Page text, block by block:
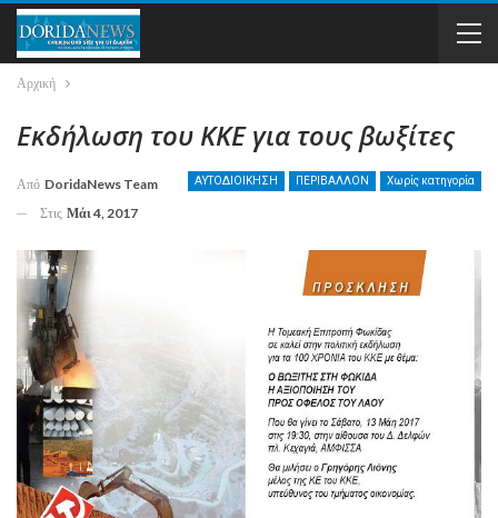
Αρχική
Εκδήλωση του ΚΚΕ για τους βωξίτες
ΑΥΤΟΔΙΟΙΚΗΣΗ ΠΕΡΙΒΑΛΛΟΝ Χωρίς κατηγορία
Από DoridaNews Team
Στις Μάι 4, 2017